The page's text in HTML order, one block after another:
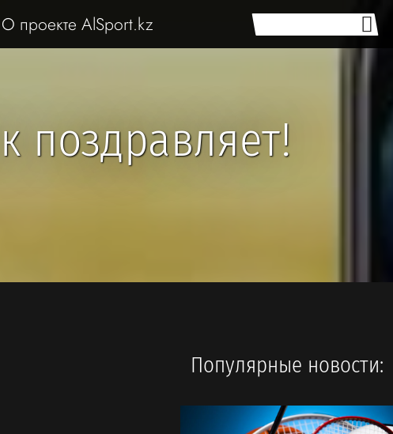
О проекте AlSport.kz
поздравляет!
Популярные новости: